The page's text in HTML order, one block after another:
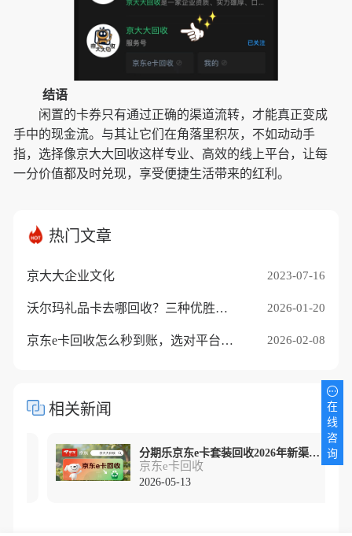
结语
闲置的卡券只有通过正确的渠道流转，才能真正变成
手中的现金流。与其让它们在角落里积灰，不如动动手
指，选择像京大大回收这样专业、高效的线上平台，让每
一分价值都及时兑现，享受便捷生活带来的红利。
热门文章
京大大企业文化 2023-07-16
沃尔玛礼品卡去哪回收？三种优胜途径推荐 2026-01-20
京东e卡回收怎么秒到账，选对平台是关键 2026-02-08
相关新闻
分期乐京东e卡套装回收2026年新渠道精准测评
京东e卡回收
2026-05-13
在
线
咨
询